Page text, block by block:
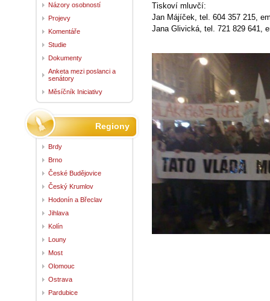
Tiskoví mluvčí:
Jan Májíček, tel. 604 357 215,
Jana Glivická, tel. 721 829 641,
Názory osobností
Projevy
Komentáře
Studie
Dokumenty
Anketa mezi poslanci a
senátory
Měsíčník Iniciativy
Regiony
Brdy
Brno
České Budějovice
Český Krumlov
Hodonín a Břeclav
Jihlava
Kolín
Louny
Most
Olomouc
Ostrava
Pardubice